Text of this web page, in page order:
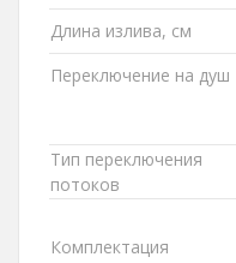
Длина излива, см
Переключение на душ
Тип переключения
потоков
Комплектация